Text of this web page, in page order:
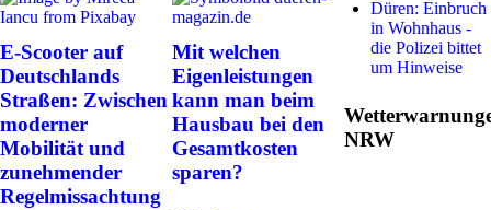
E-Scooter auf
Deutschlands
Straßen: Zwischen
moderner
Mobilität und
zunehmender
Regelmissachtung
Mit welchen
Eigenleistungen
kann man beim
Hausbau bei den
Gesamtkosten
sparen?
Düren: Einbruch
in Wohnhaus -
die Polizei bittet
um Hinweise
NRW